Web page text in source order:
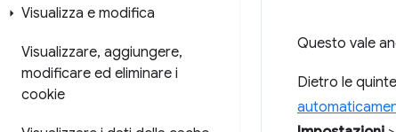
Visualizza e modifica
Visualizzare, aggiungere,
modificare ed eliminare i
cookie
Questo vale
Dietro le